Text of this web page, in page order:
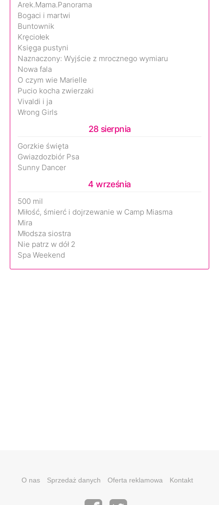
Arek.Mama.Panorama
Bogaci i martwi
Buntownik
Kręciołek
Księga pustyni
Naznaczony: Wyjście z mrocznego wymiaru
Nowa fala
O czym wie Marielle
Pucio kocha zwierzaki
Vivaldi i ja
Wrong Girls
28 sierpnia
Gorzkie święta
Gwiazdozbiór Psa
Sunny Dancer
4 września
500 mil
Miłość, śmierć i dojrzewanie w Camp Miasma
Mira
Młodsza siostra
Nie patrz w dół 2
Spa Weekend
O nas Sprzedaż danych Oferta reklamowa Kontakt